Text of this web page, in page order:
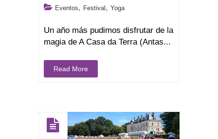
Eventos, Festival, Yoga
Un año más pudimos disfrutar de la
magia de A Casa da Terra (Antas...
Read More